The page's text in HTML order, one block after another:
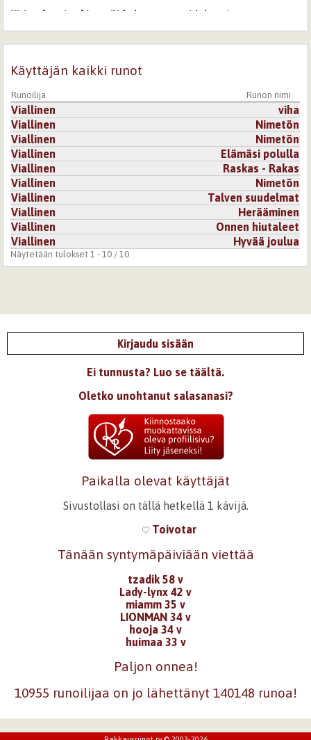
Kirjaudu
tai rekisteröidy kommentoidaksesi
25.1.2007 0:00Alppivuokko
Viha, aikaisemmin vain negatiivisena pidetty voimakas
tunne, jonka varassa voi jaksaa vuosia..pitämällä yllä sitä
ja sen voimaa.Kuitenkin se muuttuu meitä vastaan siinä
vaiheessa, kun elämässä tulee 'pattitilanne' emmekä
ymmärrä, mistä tunne johtuu tai vastaavasti ei pystytä
käsittelemään sitä, vaan se alkaa hallita
meitä.Positiivisesti ajateltuna viha on silta uuteen
kasvuun, sen voi hylätä, kun se on auttanut päämäärään
eli anteeksiantoon.
Pidin runostasi paljon.Värikkäästi kuvailtua tunteesta:))
Kirjaudutairekisteröidykommentoidaksesi
22.5.2009 0:00
tää jotenkin kolahti. upea.
22.5.2007 0:00vuorililja
Nerokas, mä pidin runosi viestistä.
taivaanlapsi
Viha syö meitä sisältämme, joten sitä ei kannata
sydämessään kantaa. Puhutteleva ja hieno runo.
Hauskaa syntymäpäivää.
Käyttäjän kaikki runot
Runoilija Runon nimi
Viallinen
viha
Viallinen
Nimetön
Viallinen
Nimetön
Viallinen
Elämäsi polulla
Viallinen
Raskas - Rakas
Viallinen
Nimetön
Viallinen
Talven suudelmat
Viallinen
Herääminen
Viallinen
Onnen hiutaleet
Viallinen
Hyvää joulua
Näytetään tulokset 1 - 10 / 10
Kirjaudu sisään
Ei tunnusta? Luo se täältä.
Oletko unohtanut salasanasi?
Paikalla olevat käyttäjät
Sivustollasi on tällä hetkellä 1 kävijä.
Toivotar
Tänään syntymäpäiviään viettää
tzadik 58 v
Lady-lynx 42 v
miamm 35 v
LIONMAN 34 v
hooja 34 v
huimaa 33 v
Paljon onnea!
10955 runoilijaa on jo lähettänyt 140148 runoa!